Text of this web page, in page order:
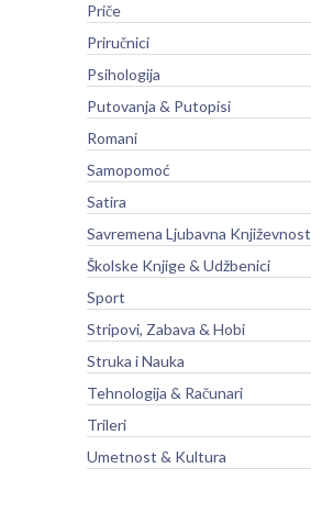
Priče
Priručnici
Psihologija
Putovanja & Putopisi
Romani
Samopomoć
Satira
Savremena Ljubavna Književnost
Školske Knjige & Udžbenici
Sport
Stripovi, Zabava & Hobi
Struka i Nauka
Tehnologija & Računari
Trileri
Umetnost & Kultura